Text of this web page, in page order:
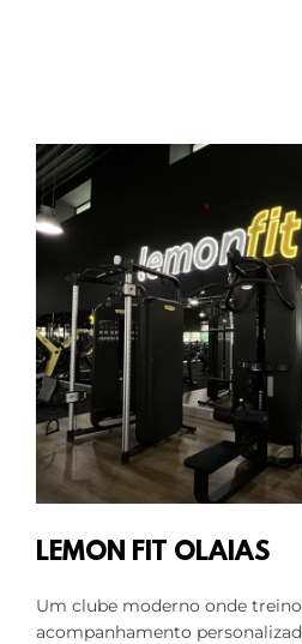
LEMON FIT OLAIAS
Um clube moderno onde
acompanhamento